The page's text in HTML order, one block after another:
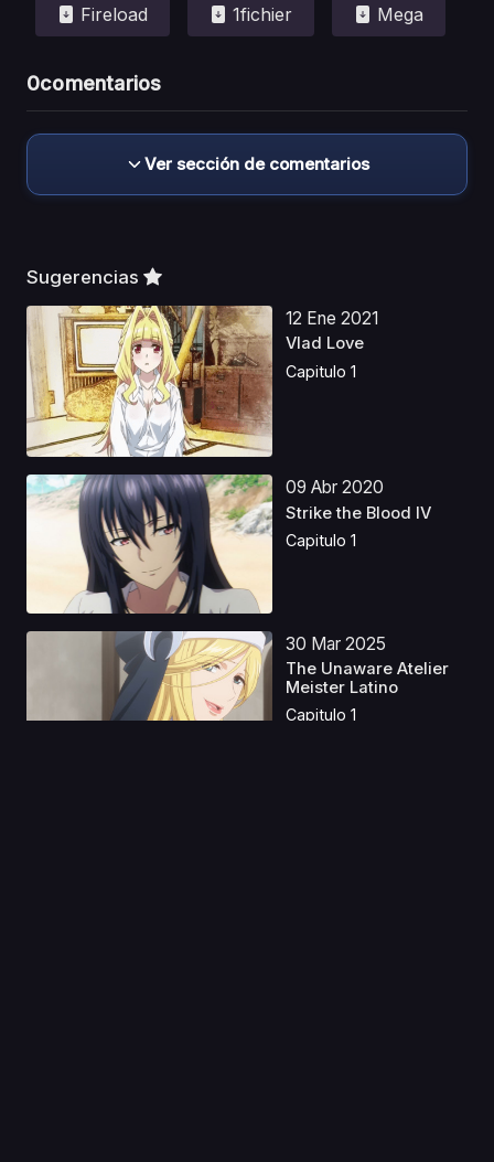
Fireload 1fichier Mega
0comentarios
Ver sección de comentarios
Sugerencias
12 Ene 2021
Vlad Love
Capitulo 1
09 Abr 2020
Strike the Blood IV
Capitulo 1
30 Mar 2025
The Unaware Atelier
Meister Latino
Capitulo 1